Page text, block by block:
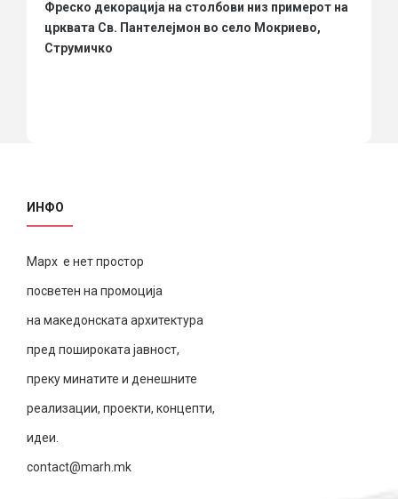
Фреско декорација на столбови низ примерот на
црквата Св. Пантелејмон во село Мокриево,
Струмичко
ИНФО
Марх е нет простор
посветен на промоција
на македонската архитектура
пред пошироката јавност,
преку минатите и денешните
реализации, проекти, концепти,
идеи.
contact@marh.mk